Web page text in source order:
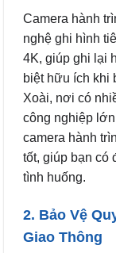
Camera hành
nghệ ghi hình
4K, giúp ghi lại
biệt hữu ích khi
Xoài, nơi có
công nghiệp
camera hành
tốt, giúp bạn có
tình huống.
2. Bảo Vệ
Giao Thông